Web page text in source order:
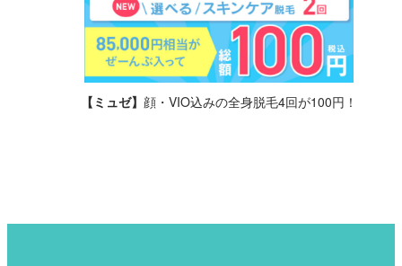
【ミュゼ】 顔・VIO込みの全身脱毛4回が100円！